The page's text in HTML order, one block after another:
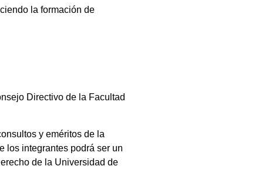
la formación de
Directivo de la Facultad
y eméritos de la
los integrantes podrá ser un
de la Universidad de